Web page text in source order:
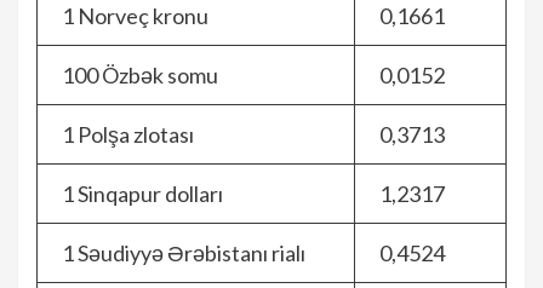
1 Norveç kronu 0,1661
100 Özbək somu 0,0152
1 Polşa zlotası 0,3713
1 Sinqapur dolları 1,2317
1 Səudiyyə Ərəbistanı rialı 0,4524